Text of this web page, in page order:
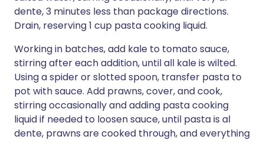
dente, 3 minutes less than package directions.
Drain, reserving 1 cup pasta cooking liquid.
Working in batches, add kale to tomato sauce,
stirring after each addition, until all kale is wilted.
Using a spider or slotted spoon, transfer pasta to
pot with sauce. Add prawns, cover, and cook,
stirring occasionally and adding pasta cooking
liquid if needed to loosen sauce, until pasta is al
dente, prawns are cooked through, and everything